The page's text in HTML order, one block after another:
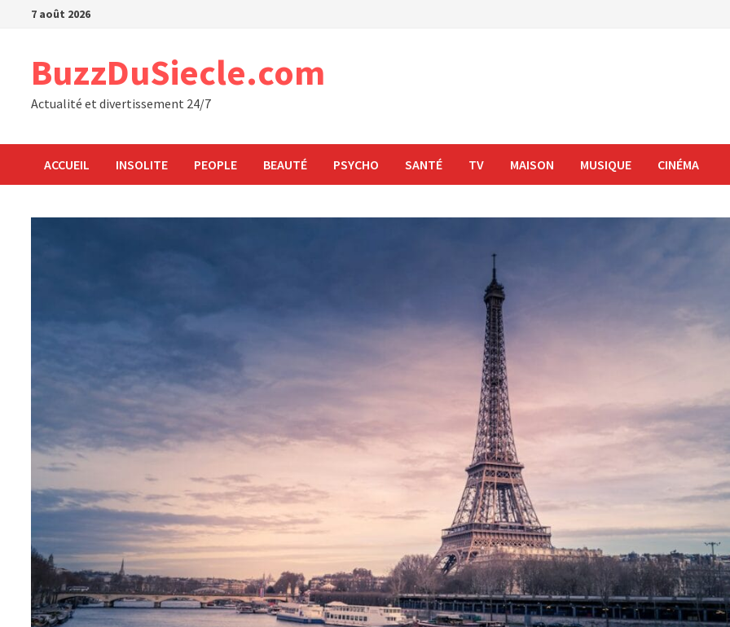
Passer7 août 2026
BuzzDuSiecle.com
Actualité et divertissement 24/7
ACCUEIL INSOLITE PEOPLE BEAUTÉ PSYCHO SANTÉ TV MAISON MUSIQUE CINÉMA